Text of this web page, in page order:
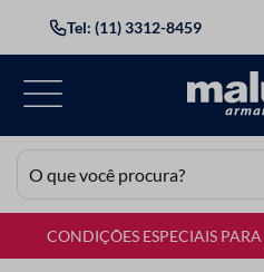
Tel: (11) 3312-8459
O que você procura?
CONDIÇÕES ESPECIAIS PARA
TERMOS MAIS BUSCADOS